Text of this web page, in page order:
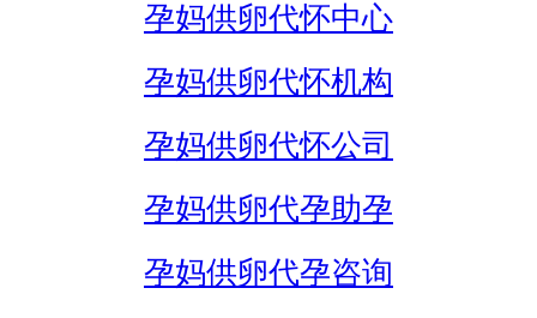
孕妈供卵代怀中心
孕妈供卵代怀机构
孕妈供卵代怀公司
孕妈供卵代孕助孕
孕妈供卵代孕咨询